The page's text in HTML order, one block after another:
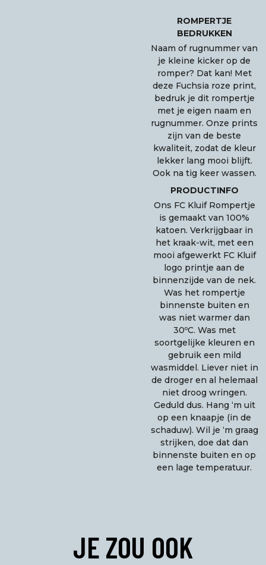
ROMPERTJE
BEDRUKKEN
Naam of rugnummer van
je kleine kicker op de
romper? Dat kan! Met
deze Fuchsia roze print,
bedruk je dit rompertje
met je eigen naam en
rugnummer. Onze prints
zijn van de beste
kwaliteit, zodat de kleur
lekker lang mooi blijft.
Ook na tig keer wassen.
PRODUCTINFO
Ons FC Kluif Rompertje
is gemaakt van 100%
katoen. Verkrijgbaar in
het kraak-wit, met een
mooi afgewerkt FC Kluif
logo printje aan de
binnenzijde van de nek.
Was het rompertje
binnenste buiten en
was niet warmer dan
30ºC. Was met
soortgelijke kleuren en
gebruik een mild
wasmiddel. Liever niet in
de droger en al helemaal
niet droog wringen.
Geduld dus. Hang ‘m uit
op een knaapje (in de
schaduw). Wil je ‘m graag
strijken, doe dat dan
binnenste buiten en op
een lage temperatuur.
JE ZOU OOK